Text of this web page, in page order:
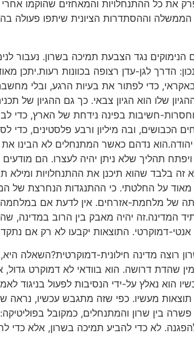
וההסתדרות הציונית שיתפו פעולה
נגד הצבעת תמיכה בשרון. נעבור
הדרך לגן-עדן רצופה בכוונות רעות.יתכן
כדי לפתור את בעיות הרגע, ובלי
שלו הוא הגיון צבאי. כך גם ההגיון של
נדהם כאשר המתנחלים לא הבינו את
תהליך שלא ניתן יהיה לעצרו. הם
זה בלבד שהוא תיכנן את ההתנחלויות ומילא
על החלטתי. כי ההתנגדות הנחרצת של
של מלחמת-אזרחים. אין לדעת אם במלחמה
המדינה.זה יהיה מאבק בין הרוב במדינה,
אנטי-דמוקרטי. התוצאות יקבעו לא רק אם
רוצה מדינה חילונית-דמוקרטית?השאלה
שהדת דרושה. הוא בוודאי לא דמוקרט גדול,
הוא נאלץ על-ידי הנסיבות לפעול בניגוד
תוצאות מעשיו. כפי שזה מתגבש עכשיו, נראה
בין שרון והמתנחלים, כמקובל
לא כדי להביע תמיכה בשרון, אלא